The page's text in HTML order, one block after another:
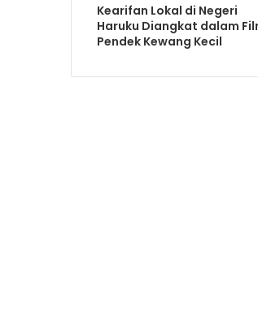
Kearifan Lokal di Negeri
Haruku Diangkat dalam
Pendek Kewang Kecil